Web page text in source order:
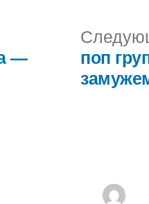
Предыдущая
—
поп